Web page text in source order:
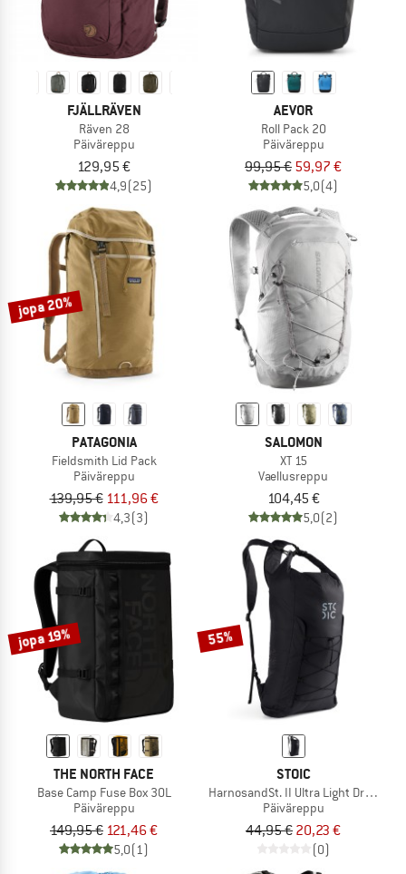
FJÄLLRÄVEN
Räven 28
Päiväreppu
129,95 €
4,9(25)
AEVOR
Roll Pack 20
Päiväreppu
99,95 € 59,97 €
5,0(4)
jopa 20%
PATAGONIA
Fieldsmith Lid Pack
Päiväreppu
139,95 € 111,96 €
4,3(3)
SALOMON
XT 15
Vaellusreppu
104,45 €
5,0(2)
jopa 19%
THE NORTH FACE
Base Camp Fuse Box 30L
Päiväreppu
149,95 € 121,46 €
5,0(1)
55%
STOIC
HarnosandSt. II Ultra Light Dry
Päiväreppu
44,95 € 20,23 €
(0)